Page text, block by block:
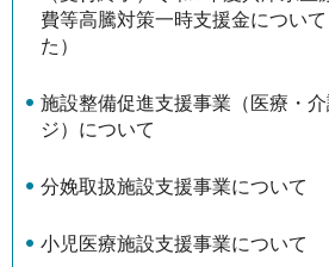
費等高騰対策一時支援金につい
た）
施設整備促進支援事業（医療・
ジ）について
分娩取扱施設支援事業について
小児医療施設支援事業について